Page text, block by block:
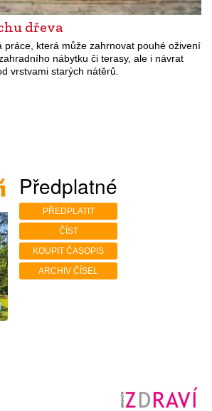
dřeva
práce, která může zahrnovat pouhé oživení
nábytku či terasy, ale i návrat
vrstvami starých nátěrů.
Předplatné
PŘEDPLATIT
ČÍST
KOUPIT ČASOPIS
ARCHIV ČÍSEL